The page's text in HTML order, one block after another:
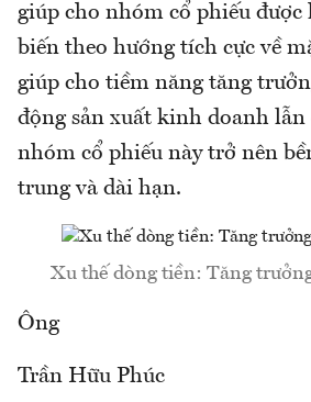
giúp cho nhóm cổ phiếu được
biến theo hướng tích cực về
giúp cho tiềm năng tăng
động sản xuất kinh doanh lẫn
nhóm cổ phiếu này trở nên
trung và dài hạn.
Xu thế dòng tiền: Tăng
Ông
Trần Hữu Phúc